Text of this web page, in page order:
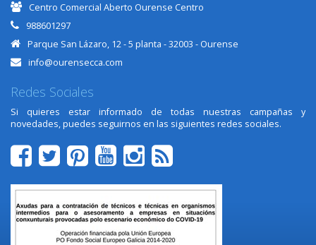
Centro Comercial Aberto Ourense Centro
988601297
Parque San Lázaro, 12 - 5 planta - 32003 - Ourense
info@ourensecca.com
Redes Sociales
Si quieres estar informado de todas nuestras campañas y
novedades, puedes seguirnos en las siguientes redes sociales.